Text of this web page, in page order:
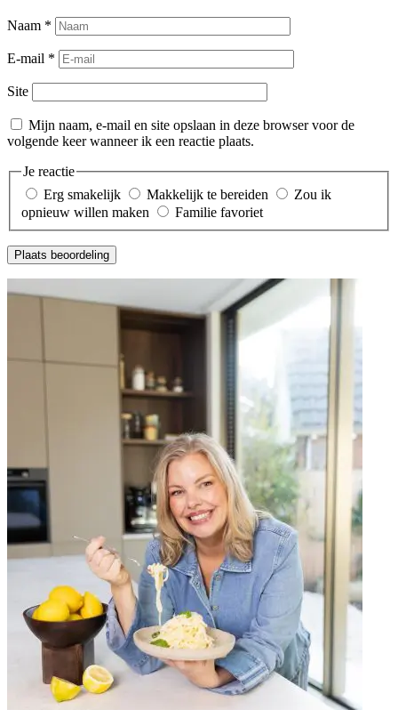
Naam *
E-mail *
Site
Mijn naam, e-mail en site opslaan in deze browser voor de
volgende keer wanneer ik een reactie plaats.
Je reactie
Erg smakelijk
Makkelijk te bereiden
Zou ik
opnieuw willen maken
Familie favoriet
Plaats beoordeling